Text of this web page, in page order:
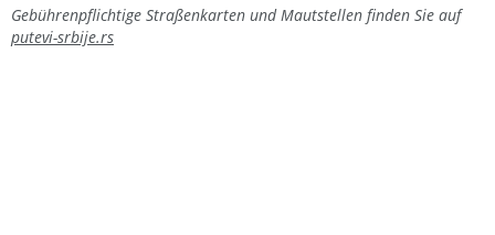
Gebührenpflichtige Straßenkarten und Mautstellen finden Sie auf
putevi-srbije.rs